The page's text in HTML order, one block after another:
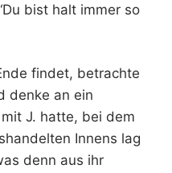
bist halt immer so
findet, betrachte
denke an ein
J. hatte, bei dem
Innens lag
denn aus ihr